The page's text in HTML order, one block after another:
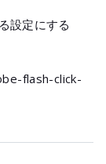
設定にする
flash-click-